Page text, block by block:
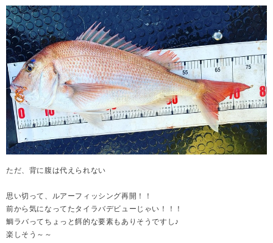
ただ、背に腹は代えられない
思い切って、ルアーフィッシング再開！！
前から気になってたタイラバデビューじゃい！！！
鯛ラバってちょっと餌的な要素もありそうですし♪
楽しそう～～